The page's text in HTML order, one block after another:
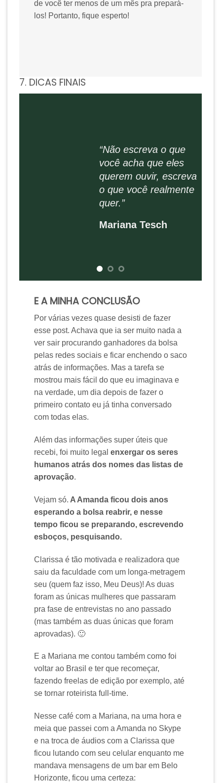
de você ter menos de um mês pra prepará-
los! Portanto, fique esperto!
7. DICAS FINAIS
“Não escreva o que
você acha que eles
querem ouvir, escreva
o que você realmente
quer.”
Mariana Tesch
E A MINHA CONCLUSÃO
Por várias vezes quase desisti de fazer
esse post. Achava que ia ser muito nada a
ver sair procurando ganhadores da bolsa
pelas redes sociais e ficar enchendo o saco
atrás de informações. Mas a tarefa se
mostrou mais fácil do que eu imaginava e
na verdade, um dia depois de fazer o
primeiro contato eu já tinha conversado
com todas elas.
Além das informações super úteis que
recebi, foi muito legal enxergar os seres
humanos atrás dos nomes das listas de
aprovação.
Vejam só. A Amanda ficou dois anos
esperando a bolsa reabrir, e nesse
tempo ficou se preparando, escrevendo
esboços, pesquisando.
Clarissa é tão motivada e realizadora que
saiu da faculdade com um longa-metragem
seu (quem faz isso, Meu Deus)! As duas
foram as únicas mulheres que passaram
pra fase de entrevistas no ano passado
(mas também as duas únicas que foram
aprovadas). 🙂
E a Mariana me contou também como foi
voltar ao Brasil e ter que recomeçar,
fazendo freelas de edição por exemplo, até
se tornar roteirista full-time.
Nesse café com a Mariana, na uma hora e
meia que passei com a Amanda no Skype
e na troca de áudios com a Clarissa que
ficou lutando com seu celular enquanto me
mandava mensagens de um bar em Belo
Horizonte, ficou uma certeza: